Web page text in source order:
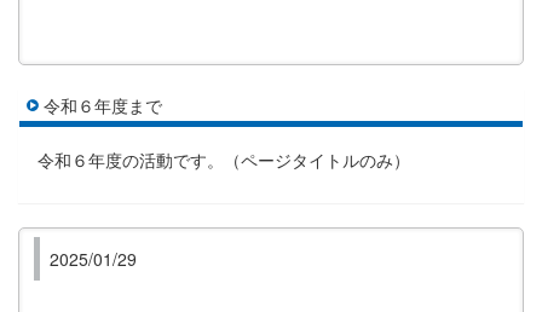
令和６年度まで
令和６年度の活動です。（ページタイトルのみ）
2025/01/29